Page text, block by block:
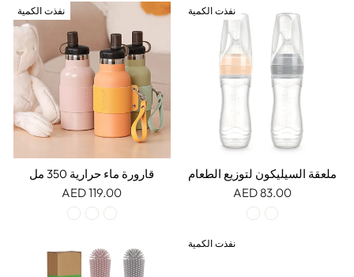
نفذت الكمية
ملعقة السيليكون لتوزيع الطعام
83.00 AED
نفذت الكمية
قارورة ماء حرارية 350 مل
119.00 AED
نفذت الكمية